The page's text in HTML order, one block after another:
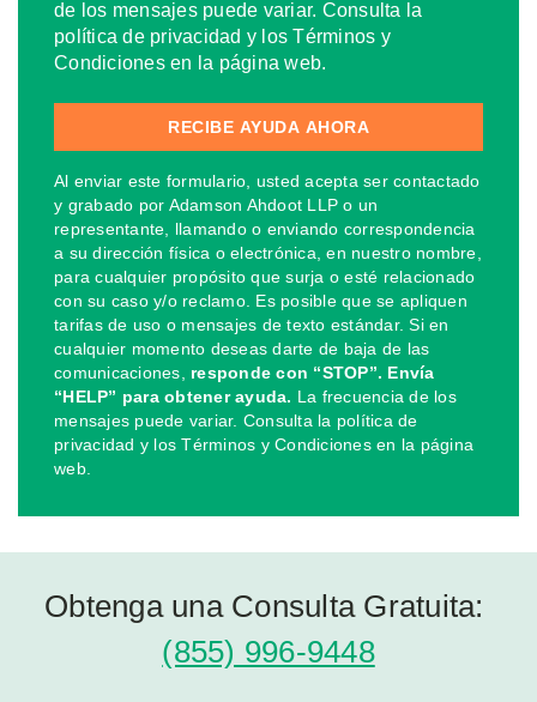
de los mensajes puede variar. Consulta la
política de privacidad y los Términos y
Condiciones en la página web.
Al enviar este formulario, usted acepta ser contactado
y grabado por Adamson Ahdoot LLP o un
representante, llamando o enviando correspondencia
a su dirección física o electrónica, en nuestro nombre,
para cualquier propósito que surja o esté relacionado
con su caso y/o reclamo. Es posible que se apliquen
tarifas de uso o mensajes de texto estándar. Si en
cualquier momento deseas darte de baja de las
comunicaciones, responde con “STOP”. Envía
“HELP” para obtener ayuda. La frecuencia de los
mensajes puede variar. Consulta la política de
privacidad y los Términos y Condiciones en la página
web.
Obtenga una Consulta Gratuita:
(855) 996-9448